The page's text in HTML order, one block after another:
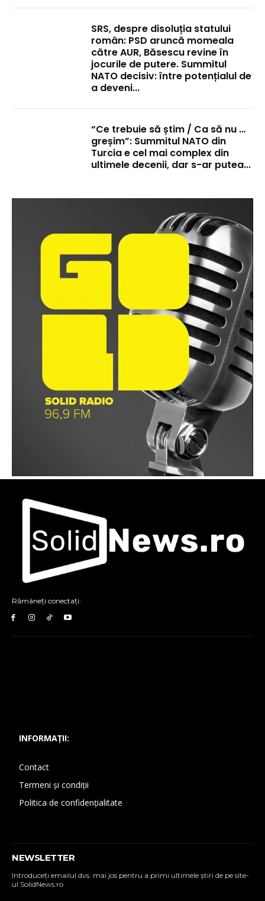
SRS, despre disoluția statului
român: PSD aruncă momeala
către AUR, Băsescu revine în
jocurile de putere. Summitul
NATO decisiv: între potențialul de
a deveni...
“Ce trebuie să știm / Ca să nu …
greșim”: Summitul NATO din
Turcia e cel mai complex din
ultimele decenii, dar s-ar putea...
Rămâneți conectați:
INFORMAȚII:
Contact
Termeni și condiții
Politica de confidențialitate
NEWSLETTER
Introduceţi emailul dvs. mai jos pentru a primi ultimele ştiri de pe site-
ul SolidNews.ro